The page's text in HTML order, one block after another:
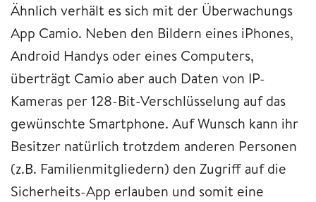
Ähnlich verhält es sich mit der Überwachungs
App Camio. Neben den Bildern eines iPhones,
Android Handys oder eines Computers,
überträgt Camio aber auch Daten von IP-
Kameras per 128-Bit-Verschlüsselung auf das
gewünschte Smartphone. Auf Wunsch kann ihr
Besitzer natürlich trotzdem anderen Personen
(z.B. Familienmitgliedern) den Zugriff auf die
Sicherheits-App erlauben und somit eine